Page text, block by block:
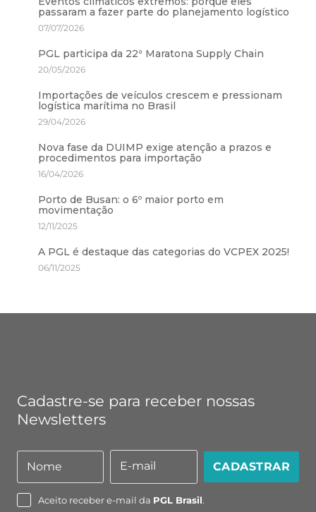
passaram a fazer parte do planejamento logístico
07/07/2026
PGL participa da 22ª Maratona Supply Chain
20/05/2026
Importações de veículos crescem e pressionam
logística marítima no Brasil
29/04/2026
Nova fase da DUIMP exige atenção a prazos e
procedimentos para importação
16/04/2026
Porto de Busan: o 6º maior porto em
movimentação
12/11/2025
A PGL é destaque das categorias do VCPEX 2025!
06/11/2025
Cadastre-se para receber nossas
Newsletters
Nome
Nome
mail
E-mail CADASTRAR
Aceito receber e-mail da PGL Brasil.